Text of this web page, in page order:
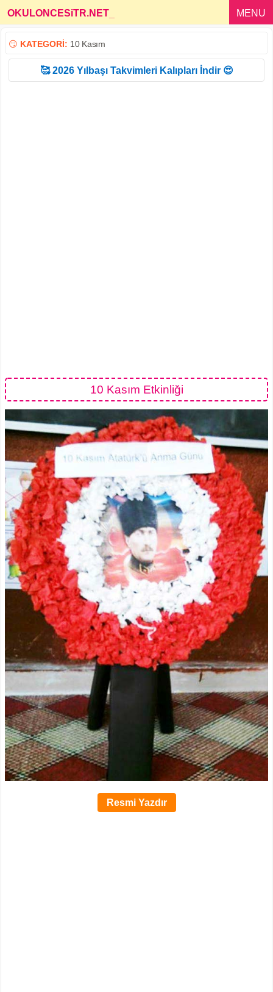
OKULONCESiTR.NET MENU
😏 KATEGORİ: 10 Kasım
🥰 2026 Yılbaşı Takvimleri Kalıpları İndir 😍
10 Kasım Etkinliği
Resmi Yazdır